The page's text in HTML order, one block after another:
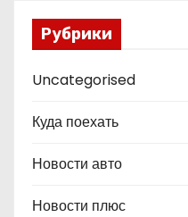
Рубрики
Uncategorised
Куда поехать
Новости авто
Новости плюс